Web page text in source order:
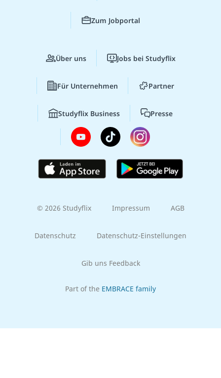
Zum Jobportal
Über uns Jobs bei Studyflix
Für Unternehmen Partner
Studyflix Business Presse
© 2026 Studyflix Impressum AGB
Datenschutz Datenschutz-Einstellungen
Gib uns Feedback
Part of the EMBRACE family